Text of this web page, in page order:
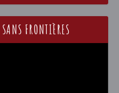
FRONTIÈRES